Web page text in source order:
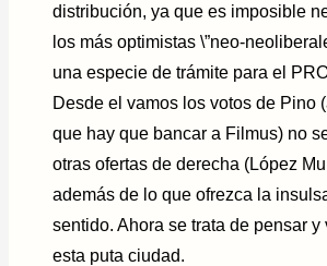
distribución, ya que es imposible
los más optimistas \”neo-
una especie de trámite para el
Desde el vamos los votos de
que hay que bancar a Filmus) no
otras ofertas de derecha (López
además de lo que ofrezca la
sentido. Ahora se trata de pensar
esta puta ciudad.